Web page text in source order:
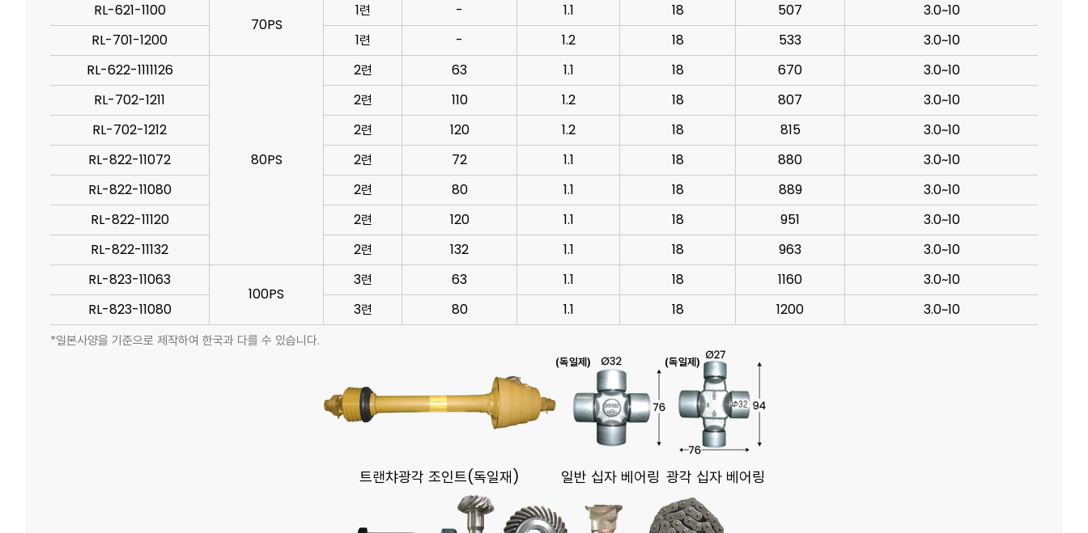
RL-621-1100
70PS
1련 - 1.1 18 507
3.0~10
RL-701-1200
1련 - 1.2 18 533
3.0~10
RL-622-1111126
80PS
2련 63 1.1 18 670
3.0~10
RL-702-1211
2련 110 1.2 18 807
3.0~10
RL-702-1212
2련 120 1.2 18 815
3.0~10
RL-822-11072
2련 72 1.1 18 880
3.0~10
RL-822-11080
2련 80 1.1 18 889
3.0~10
RL-822-11120
2련 120 1.1 18 951
3.0~10
RL-822-11132
2련 132 1.1 18 963
3.0~10
RL-823-11063
100PS
3련 63 1.1 18 1160
3.0~10
RL-823-11080
3련 80 1.1 18 1200 3.0~10
*일본사양을 기준으로 제작하여 한국과 다를 수 있습니다.
트랜챠광각 조인트(독일재) 일반 십자 베어링 광각 십자 베어링